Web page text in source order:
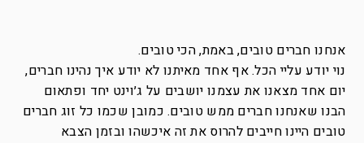
אנחנו חברים טובים, באמת, הכי טובים.
נוי יודע עליי הכל. אף אחד מאיתנו לא יודע איך נהינו חברים,
יום אחד מצאנו את עצמנו יושבים על ג׳וינט יחד ופתאום
הבנו שאנחנו חברים ממש טובים. כמובן שכמו כל זוג חברים
טובים היינו חייבים להרוס את זה איכשהו ובזמן הצבא